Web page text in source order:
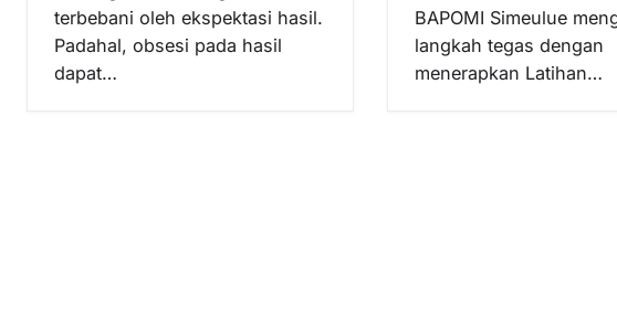
terbebani oleh ekspektasi hasil.
Padahal, obsesi pada hasil
dapat…
BAPOMI Simeulue
langkah tegas dengan
menerapkan Latihan…